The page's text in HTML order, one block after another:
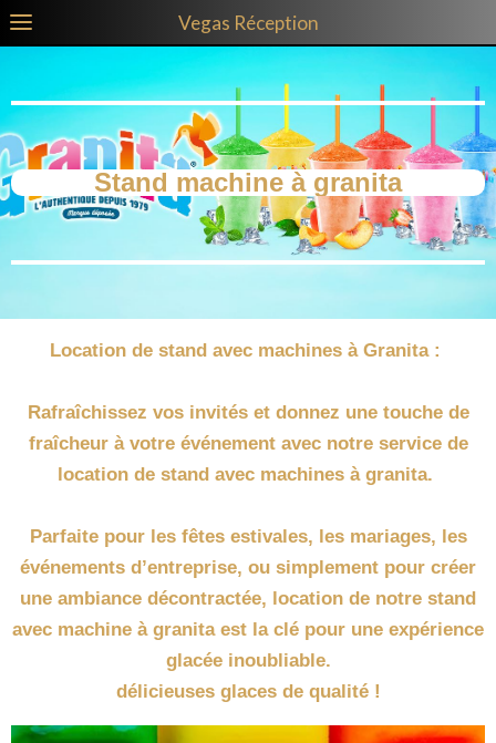
Vegas Réception
Stand machine à granita
Location de stand avec machines à Granita :
Rafraîchissez vos invités et donnez une touche de
fraîcheur à votre événement avec notre service de
location de stand avec machines à granita.
Parfaite pour les fêtes estivales, les mariages, les
événements d’entreprise, ou simplement pour créer
une ambiance décontractée, location de notre stand
avec machine à granita est la clé pour une expérience
glacée inoubliable.
délicieuses glaces de qualité !